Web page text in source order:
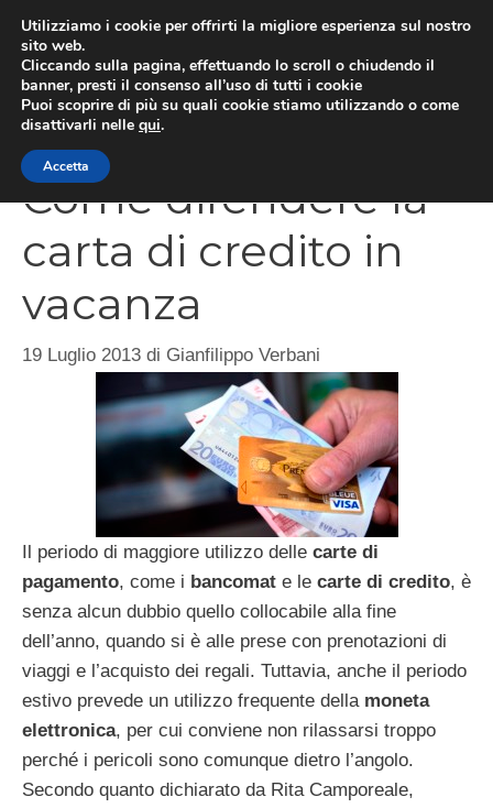
contenuto
Come difendere la
carta di credito in
vacanza
19 Luglio 2013 di Gianfilippo Verbani
Il periodo di maggiore utilizzo delle carte di
pagamento, come i bancomat e le carte di credito, è
senza alcun dubbio quello collocabile alla fine
dell’anno, quando si è alle prese con prenotazioni di
viaggi e l’acquisto dei regali. Tuttavia, anche il periodo
estivo prevede un utilizzo frequente della moneta
elettronica, per cui conviene non rilassarsi troppo
perché i pericoli sono comunque dietro l’angolo.
Secondo quanto dichiarato da Rita Camporeale,
Utilizziamo i cookie per offrirti la migliore esperienza sul nostro
sito web.
Cliccando sulla pagina, effettuando lo scroll o chiudendo il
banner, presti il consenso all’uso di tutti i cookie
Puoi scoprire di più su quali cookie stiamo utilizzando o come
disattivarli nelle qui.
Accetta